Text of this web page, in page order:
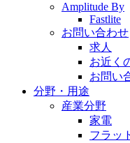
Amplitude By
Fastlite
お問い合わせ
求人
お近く
お問い
分野・用途
産業分野
家電
フラッ